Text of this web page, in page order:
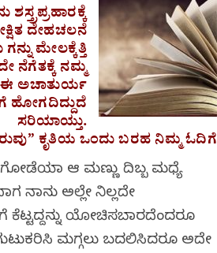
ದೇಹಚಲನೆ
ಮೇಲಕ್ಕೆತ್ತಿ
ನೆಗೆತಕ್ಕೆ ನಮ್ಮ
ಈ ಅಚಾತುರ್ಯ
ಹೋಗದಿದ್ದುದೆ
ಸರಿಯಾಯ್ತು.
ಕೃತಿಯ ಒಂದು ಬರಹ ನಿಮ್ಮ ಓದಿಗೆ
ಆ ಮಣ್ಣು ದಿಬ್ಬ ಮಧ್ಯೆ
ನಾನು ಅಲ್ಲೇ ನಿಲ್ಲದೇ
ಕೆಟ್ಟದ್ದನ್ನು ಯೋಚಿಸಬಾರದೆಂದರೂ
ಮಗ್ಗಲು ಬದಲಿಸಿದರೂ ಅದೇ